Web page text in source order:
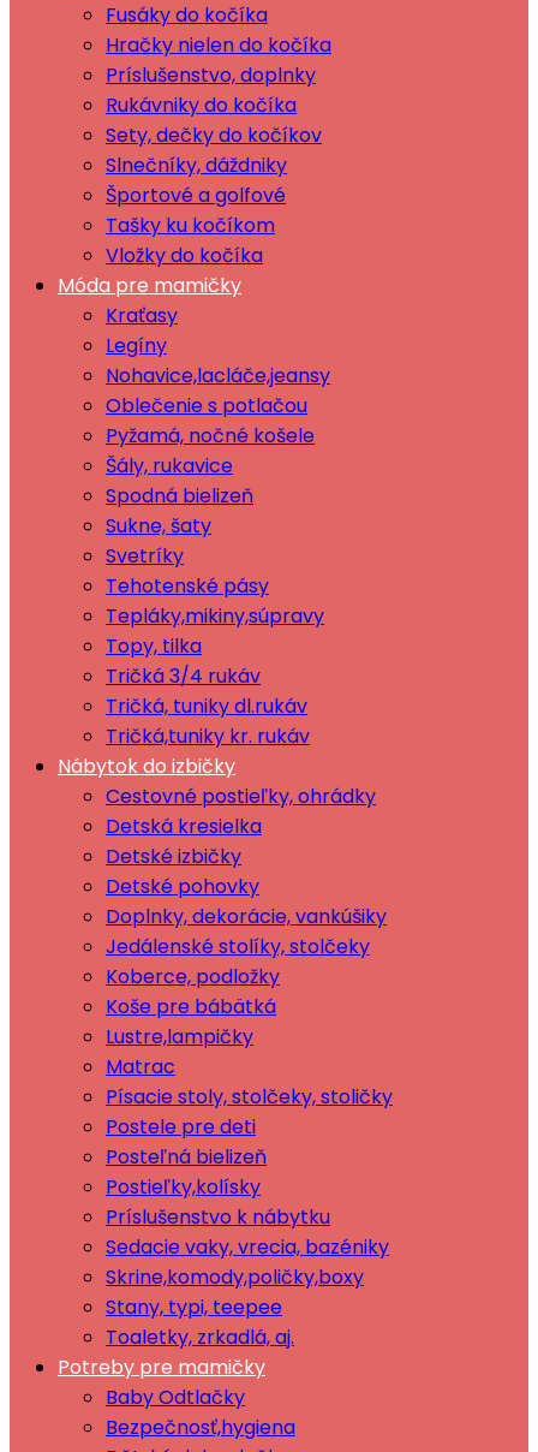
Fusáky do kočíka
Hračky nielen do kočíka
Príslušenstvo, doplnky
Rukávniky do kočíka
Sety, dečky do kočíkov
Slnečníky, dáždniky
Športové a golfové
Tašky ku kočíkom
Vložky do kočíka
Móda pre mamičky
Kraťasy
Legíny
Nohavice,lacláče,jeansy
Oblečenie s potlačou
Pyžamá, nočné košele
Šály, rukavice
Spodná bielizeň
Sukne, šaty
Svetríky
Tehotenské pásy
Tepláky,mikiny,súpravy
Topy, tilka
Tričká 3/4 rukáv
Tričká, tuniky dl.rukáv
Tričká,tuniky kr. rukáv
Nábytok do izbičky
Cestovné postieľky, ohrádky
Detská kresielka
Detské izbičky
Detské pohovky
Doplnky, dekorácie, vankúšiky
Jedálenské stolíky, stolčeky
Koberce, podložky
Koše pre bábätká
Lustre,lampičky
Matrac
Písacie stoly, stolčeky, stoličky
Postele pre deti
Posteľná bielizeň
Postieľky,kolísky
Príslušenstvo k nábytku
Sedacie vaky, vrecia, bazéniky
Skrine,komody,poličky,boxy
Stany, typi, teepee
Toaletky, zrkadlá, aj.
Potreby pre mamičky
Baby Odtlačky
Bezpečnosť,hygiena